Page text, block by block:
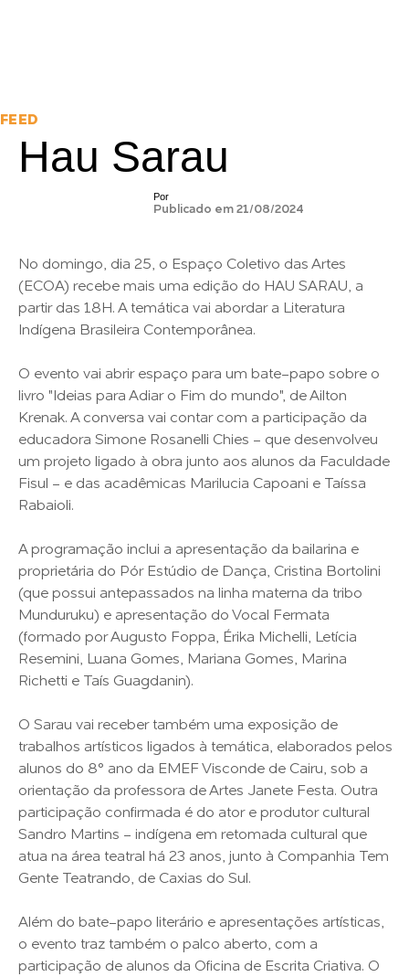
FEED
Hau Sarau
Por
Publicado em 21/08/2024
No domingo, dia 25, o Espaço Coletivo das Artes
(ECOA) recebe mais uma edição do HAU SARAU, a
partir das 18H. A temática vai abordar a Literatura
Indígena Brasileira Contemporânea.
O evento vai abrir espaço para um bate-papo sobre o
livro "Ideias para Adiar o Fim do mundo", de Ailton
Krenak. A conversa vai contar com a participação da
educadora Simone Rosanelli Chies - que desenvolveu
um projeto ligado à obra junto aos alunos da Faculdade
Fisul - e das acadêmicas Marilucia Capoani e Taíssa
Rabaioli.
A programação inclui a apresentação da bailarina e
proprietária do Pór Estúdio de Dança, Cristina Bortolini
(que possui antepassados na linha materna da tribo
Munduruku) e apresentação do Vocal Fermata
(formado por Augusto Foppa, Érika Michelli, Letícia
Resemini, Luana Gomes, Mariana Gomes, Marina
Richetti e Taís Guagdanin).
O Sarau vai receber também uma exposição de
trabalhos artísticos ligados à temática, elaborados pelos
alunos do 8° ano da EMEF Visconde de Cairu, sob a
orientação da professora de Artes Janete Festa. Outra
participação confirmada é do ator e produtor cultural
Sandro Martins - indígena em retomada cultural que
atua na área teatral há 23 anos, junto à Companhia Tem
Gente Teatrando, de Caxias do Sul.
Além do bate-papo literário e apresentações artísticas,
o evento traz também o palco aberto, com a
participação de alunos da Oficina de Escrita Criativa. O